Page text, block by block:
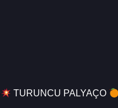
TURUNCU PALYAÇO